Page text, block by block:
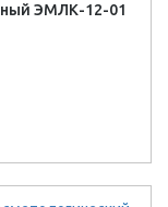
ЭМЛК-12-01